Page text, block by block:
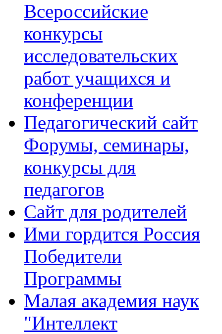
Всероссийские
конкурсы
исследовательских
работ учащихся и
конференции
Педагогический сайт
Форумы, семинары,
конкурсы для
педагогов
Сайт для родителей
Ими гордится Россия
Победители
Программы
Малая академия наук
"Интеллект